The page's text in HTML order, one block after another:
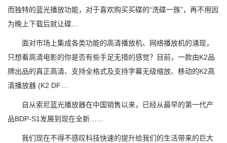
而独特的蓝光播放功能，对于喜欢购买买碟的“洗碟一族”，再不用因
为晚上下载后就让碟…
面对市场上集成各类功能的高清播放机、网络播放机的涌现，
只想看高清电影的你是否有些手足无措的感觉？目前，一款由K2品
牌出品的真正高清、支持全格式及支持字幕无级缩放、移动的K2高
清播放器 (K2 DF…
自从索尼蓝光播放器在中国销售以来，已经从最早的第一代产
品BDP-S1发展到现在全新……
我们现在不得不感叹科技快速的提升给我们的生活带来的巨大